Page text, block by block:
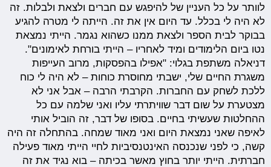
לוותר על כל העניין של להיפגש עם חברים ולצאת ולבלות. זה
לא היה לי בכלל. עד היום אין את זה. הייתה לי מטרה להגיע
בבוקר לבית הספר ולצאת ממנו כשהוא נגמר. הייתי נמצאת
נטו ביום הלימודים ומיד לאחריו – הייתי בורחת לאימונים".
דניאלה משתפת בגלוי: "אפילו בהפסקות, מרוב העייפות
משגרת החיים שלי, ישבתי מחוסרת כוחות – לא היה לי כוח
ללכת לשחק עם החברות. הקרבתי הרבה – אבל אני לא
מצטערת על שום דבר שוויתרתי עליו ואני שלמה עם כל
ההחלטות שעשיתי בחיים. בסופו של דבר, זה הוביל אותי
לאיפה שאני נמצאת היום ואני מאוד שמחה. בהתחלה זה היה
קשה, כי לפני שנכנסה האינטנסיביות לחיי הייתי מאוד פעילה
חברתית. הייתי יותר בחוץ מאשר בכיתה – בוא נגיד את זה